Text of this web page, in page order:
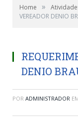
Home »
VEREADOR DENIO
DENIO
POR ADMINISTRADOR